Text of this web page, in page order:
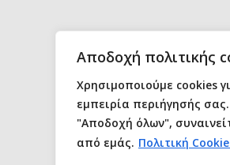
Αποδοχή πολιτικής
Χρησιμοποιούμε cookies
εμπειρία περιήγησής
"Αποδοχή όλων",
από εμάς. Πολιτική